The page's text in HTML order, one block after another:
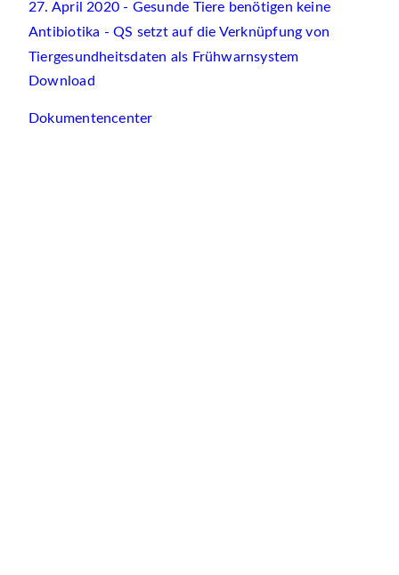
27. April 2020 - Gesunde Tiere benötigen keine
Antibiotika - QS setzt auf die Verknüpfung von
Tiergesundheitsdaten als Frühwarnsystem
Download
Dokumentencenter